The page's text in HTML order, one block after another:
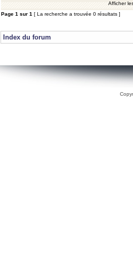
Afficher
Page 1 sur 1 [ La recherche a trouvée 0 résultats ]
Index du forum